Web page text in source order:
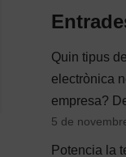
Quin tipus
electrònica
empresa?
5 de
Potencia la